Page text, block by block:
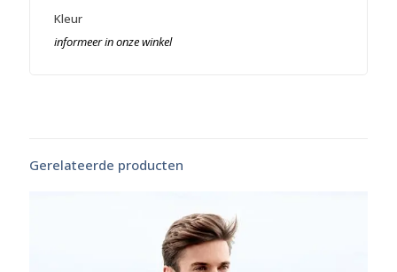
Kleur
informeer in onze winkel
Gerelateerde producten